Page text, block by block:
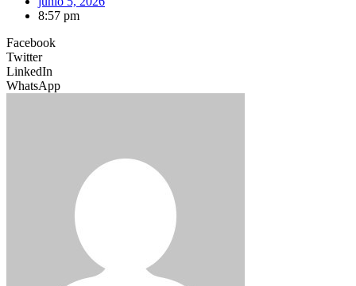
8:57 pm
Facebook
Twitter
LinkedIn
WhatsApp